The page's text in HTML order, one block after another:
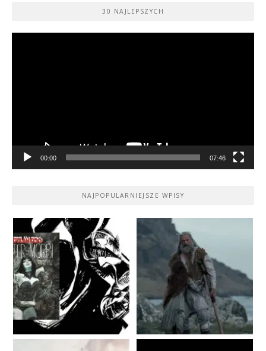
30 NAJLEPSZYCH
00:00 07:46
NAJPOPULARNIEJSZE WPISY